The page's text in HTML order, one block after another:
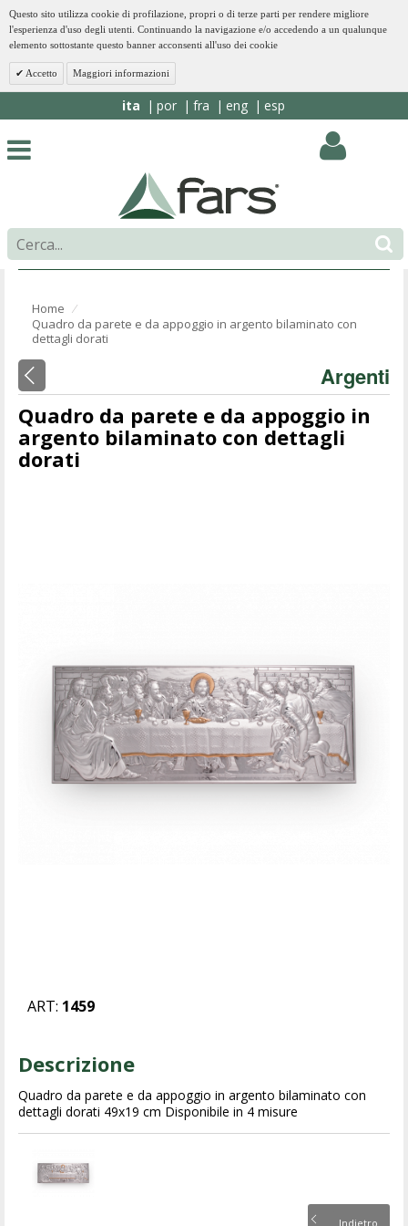
Questo sito utilizza cookie di profilazione, propri o di terze parti per rendere migliore
l'esperienza d'uso degli utenti. Continuando la navigazione e/o accedendo a un qualunque
elemento sottostante questo banner acconsenti all'uso dei cookie
Accetto Maggiori informazioni
ita por fra eng esp
Home ⁄
Quadro da parete e da appoggio in argento bilaminato con
dettagli dorati
Argenti
Quadro da parete e da appoggio in
argento bilaminato con dettagli
dorati
ART: 1459
Descrizione
Quadro da parete e da appoggio in argento bilaminato con
dettagli dorati 49x19 cm Disponibile in 4 misure
Indietro